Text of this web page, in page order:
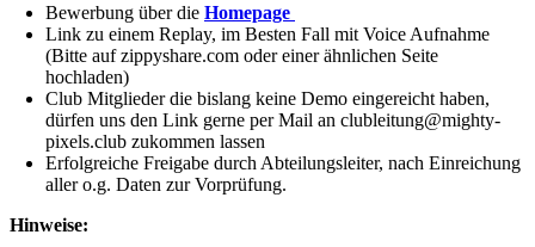
Bewerbung über die Homepage
Link zu einem Replay, im Besten Fall mit Voice Aufnahme
(Bitte auf zippyshare.com oder einer ähnlichen Seite
hochladen)
Club Mitglieder die bislang keine Demo eingereicht haben,
dürfen uns den Link gerne per Mail an clubleitung@mighty-
pixels.club zukommen lassen
Erfolgreiche Freigabe durch Abteilungsleiter, nach Einreichung
aller o.g. Daten zur Vorprüfung.
Hinweise: